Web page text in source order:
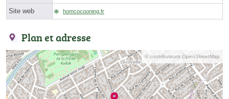
Site web homcocooning.fr
Plan et adresse
© contributeurs OpenStreetMap